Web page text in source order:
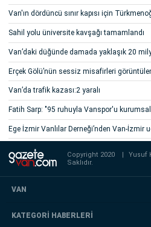
Van'ın dördüncü sınır kapısı için
Sahil yolu üniversite kavşağı tamamlandı
Van’daki düğünde damada yaklaşık 20
Erçek Gölü’nün sessiz misafirleri
Van’da trafik kazası:2 yaralı
Fatih Sarp: "95 ruhuyla Vanspor'u
Ege İzmir Vanlılar Derneği’nden Van-İzmir
Copyright 2020 Yusuf
Saklıdır.
VAN
KATEGORİ HABERLERİ